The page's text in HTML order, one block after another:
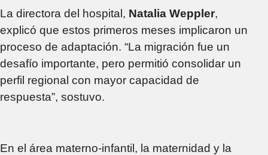
La directora del hospital, Natalia Weppler,
explicó que estos primeros meses implicaron un
proceso de adaptación. “La migración fue un
desafío importante, pero permitió consolidar un
perfil regional con mayor capacidad de
respuesta”, sostuvo.
En el área materno-infantil, la maternidad y la